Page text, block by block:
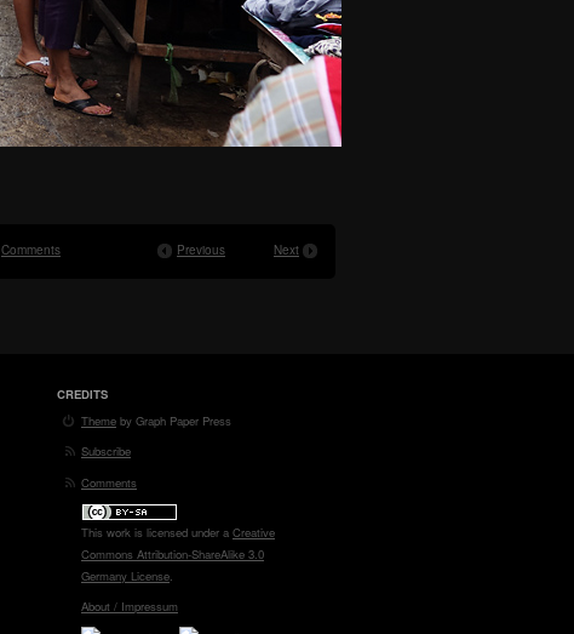
Comments Previous Next
CREDITS
Theme by Graph Paper Press
Subscribe
Comments
This work is licensed under a Creative
Commons Attribution-ShareAlike 3.0
Germany License
About / Impressum